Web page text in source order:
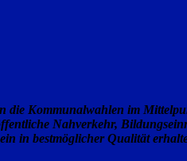
die Kommunalwahlen im
Nahverkehr,
in bestmöglicher Qualität